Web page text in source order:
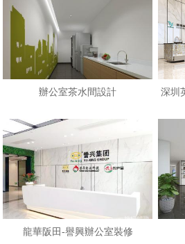
辦公室茶水間設計 深圳
龍華阪田-譽興辦公室裝修